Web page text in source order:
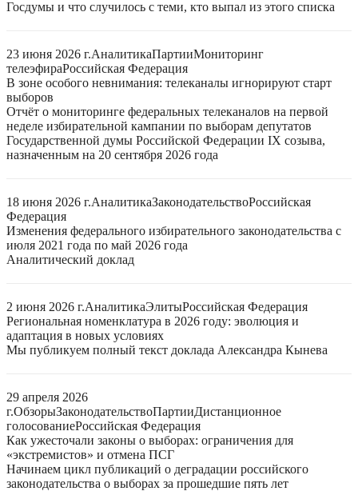
Госдумы и что случилось с теми, кто выпал из этого списка
23 июня 2026 г.АналитикаПартииМониторинг
телеэфираРоссийская Федерация
В зоне особого невнимания: телеканалы игнорируют старт
выборов
Отчёт о мониторинге федеральных телеканалов на первой
неделе избирательной кампании по выборам депутатов
Государственной думы Российской Федерации IX созыва,
назначенным на 20 сентября 2026 года
18 июня 2026 г.АналитикаЗаконодательствоРоссийская
Федерация
Изменения федерального избирательного законодательства с
июля 2021 года по май 2026 года
Аналитический доклад
2 июня 2026 г.АналитикаЭлитыРоссийская Федерация
Региональная номенклатура в 2026 году: эволюция и
адаптация в новых условиях
Мы публикуем полный текст доклада Александра Кынева
29 апреля 2026
г.ОбзорыЗаконодательствоПартииДистанционное
голосованиеРоссийская Федерация
Как ужесточали законы о выборах: ограничения для
«экстремистов» и отмена ПСГ
Начинаем цикл публикаций о деградации российского
законодательства о выборах за прошедшие пять лет